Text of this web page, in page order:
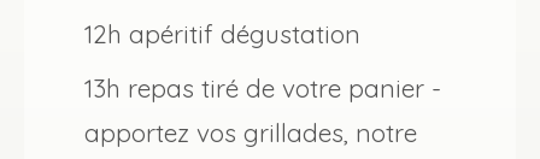
12h apéritif dégustation
13h repas tiré de votre panier -
apportez vos grillades, notre